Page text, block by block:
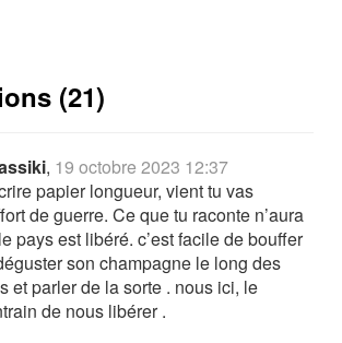
(21)
, 19 octobre 2023 12:37
papier longueur, vient tu vas
de guerre. Ce que tu raconte n’aura
pays est libéré. c’est facile de bouffer
son champagne le long des
et parler de la sorte . nous ici, le
de nous libérer .